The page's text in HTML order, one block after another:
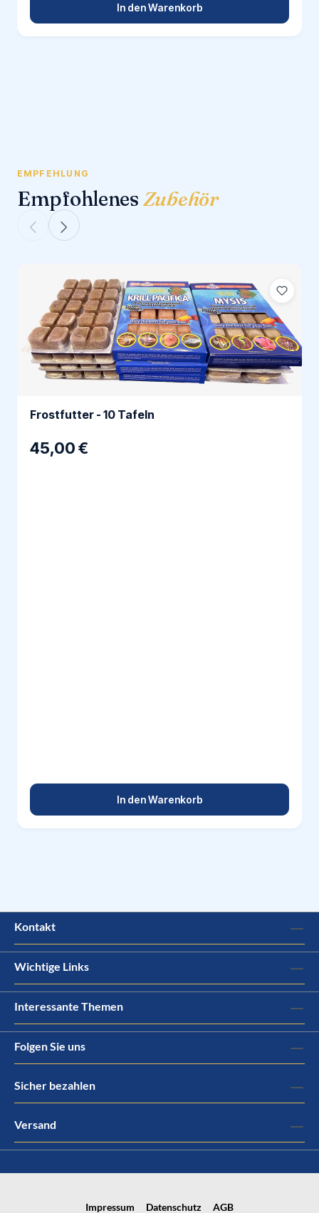
In den Warenkorb
EMPFEHLUNG
Empfohlenes Zubehör
Frostfutter - 10 Tafeln
45,00 €
In den Warenkorb
Kontakt
Wichtige Links
Interessante Themen
Folgen Sie uns
Sicher bezahlen
Versand
Impressum Datenschutz AGB